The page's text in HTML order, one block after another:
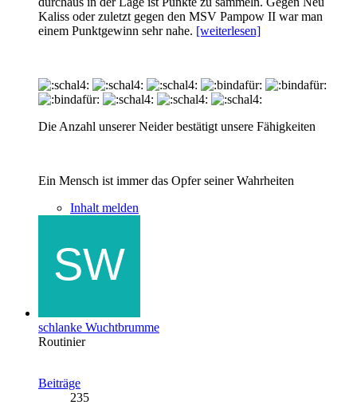
Kaliss oder zuletzt gegen den MSV Pampow II war man
einem Punktgewinn sehr nahe. [weiterlesen]
Die Anzahl unserer Neider bestätigt unsere Fähigkeiten
Ein Mensch ist immer das Opfer seiner Wahrheiten
Inhalt melden
schlanke Wuchtbrumme
Routinier
Beiträge
235